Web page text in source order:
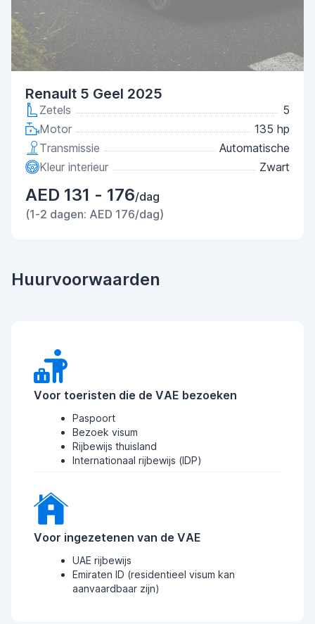
Renault 5 Geel 2025
Zetels
5
Motor
135 hp
Transmissie
Automatische
Kleur interieur
Zwart
AED 131 - 176/dag
(1-2 dagen: AED 176/dag)
Huurvoorwaarden
Voor toeristen die de VAE bezoeken
Paspoort
Bezoek visum
Rijbewijs thuisland
Internationaal rijbewijs (IDP)
Voor ingezetenen van de VAE
UAE rijbewijs
Emiraten ID (residentieel visum kan
aanvaardbaar zijn)